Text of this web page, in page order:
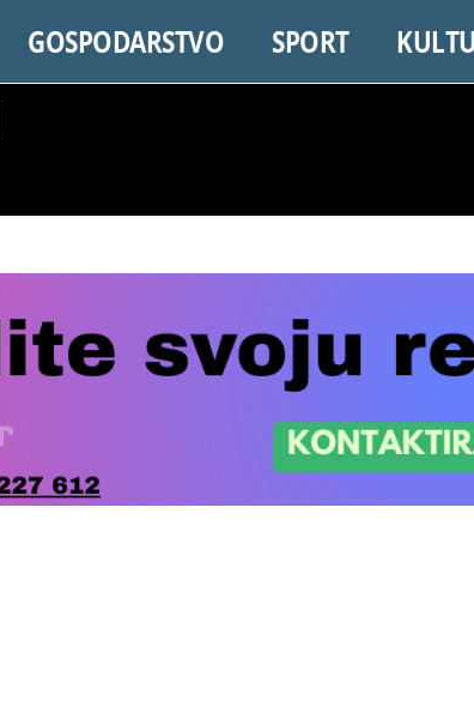
GOSPODARSTVO SPORT